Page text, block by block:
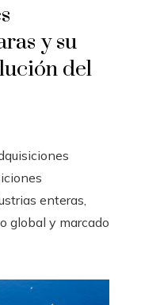
y su
del
enteras,
global y marcado